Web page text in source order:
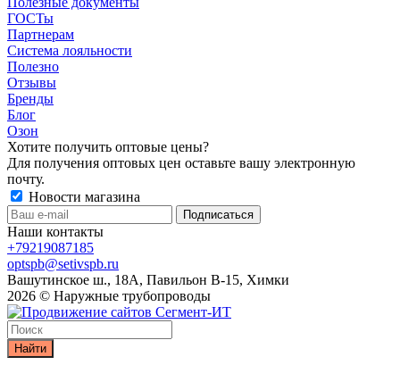
ГОСТы
Партнерам
Система лояльности
Полезно
Отзывы
Бренды
Блог
Озон
Хотите получить оптовые цены?
Для получения оптовых цен оставьте вашу электронную
почту.
Новости магазина
Наши контакты
+79219087185
optspb@setivspb.ru
Вашутинское ш., 18А, Павильон В-15, Химки
2026 © Наружные трубопроводы
Найти